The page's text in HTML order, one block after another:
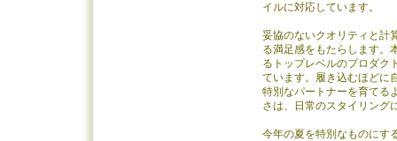
イルに対応しています。
妥協のないクオリティと計
る満足感をもたらします。
るトップレベルのプロダク
ています。履き込むほどに
特別なパートナーを育てる
さは、日常のスタイリング
今年の夏を特別なものにす